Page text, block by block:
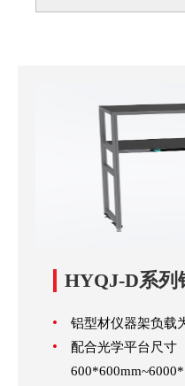
HYQJ-D系列
铝型材仪器架负载
配合光学平台尺寸